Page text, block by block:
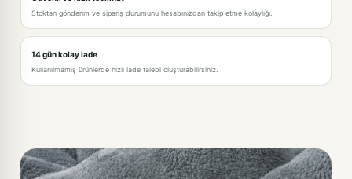
Stoktan gönderim ve sipariş durumunu hesabınızdan takip etme kolaylığı.
14 gün kolay iade
Kullanılmamış ürünlerde hızlı iade talebi oluşturabilirsiniz.